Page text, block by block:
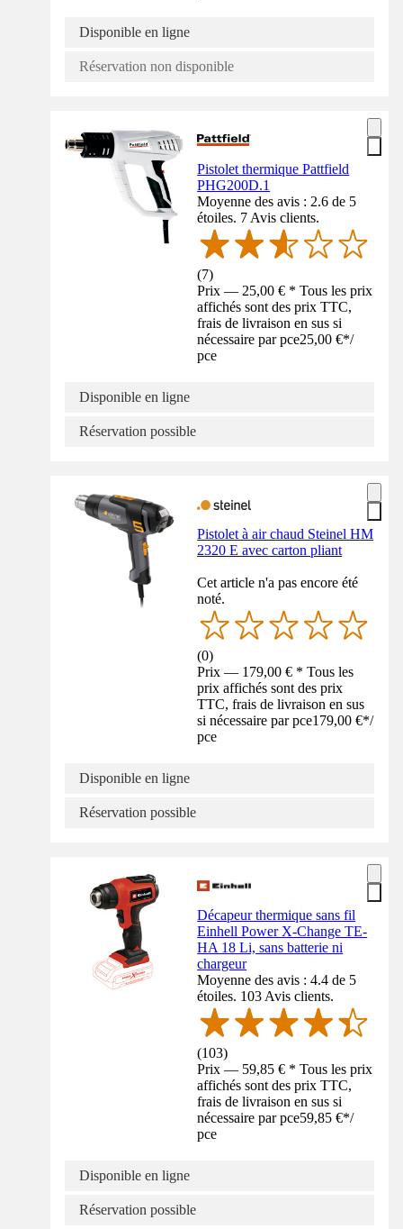
Disponible en ligne
Réservation non disponible
Pistolet thermique Pattfield
PHG200D.1
Moyenne des avis : 2.6 de 5
étoiles. 7 Avis clients.
(7)
Prix — 25,00 € * Tous les prix
affichés sont des prix TTC,
frais de livraison en sus si
nécessaire par pce25,00 €*/
pce
Disponible en ligne
Réservation possible
Pistolet à air chaud Steinel HM
2320 E avec carton pliant
Cet article n'a pas encore été
noté.
(0)
Prix — 179,00 € * Tous les
prix affichés sont des prix
TTC, frais de livraison en sus
si nécessaire par pce179,00 €*/
pce
Disponible en ligne
Réservation possible
Décapeur thermique sans fil
Einhell Power X-Change TE-
HA 18 Li, sans batterie ni
chargeur
Moyenne des avis : 4.4 de 5
étoiles. 103 Avis clients.
(103)
Prix — 59,85 € * Tous les prix
affichés sont des prix TTC,
frais de livraison en sus si
nécessaire par pce59,85 €*/
pce
Disponible en ligne
Réservation possible